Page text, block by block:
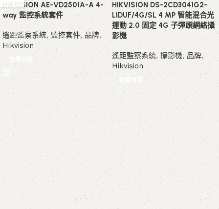
HIKVISION AE-VD2501A-A 4-
way 監控系統套件
遙距監察系統, 監控套件, 品牌,
Hikvision
查看內容
HIKVISION DS-2CD3041G2-
LIDUF/4G/SL 4 MP 智能混合光
運動 2.0 固定 4G 子彈頭網絡攝
影機
遙距監察系統,攝影機,品牌,
Hikvision
查看內容